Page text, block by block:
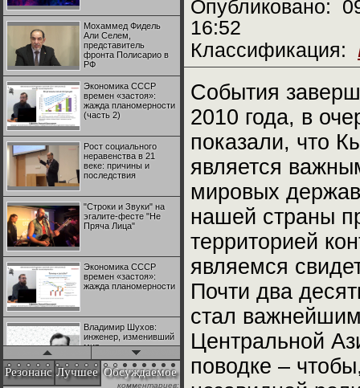
Мохаммед Фидель
Али Селем,
представитель
фронта Полисарио в
РФ
Экономика СССР
времен «застоя»:
жажда планомерности
(часть 2)
Рост социального
неравенства в 21
веке: причины и
последствия
"Строки и Звуки" на
эгалите-фесте "Не
Пряча Лица"
Экономика СССР
времен «застоя»:
жажда планомерности
Владимир Шухов:
инженер, изменивший
мир
Резонанс Лучшее Обсуждаемое
комментариев:
Опубликовано:
16:52
Классификация:
События
2010 года, в
показали, что
является
мировых
нашей страны
территорией
являемся
Почти два
стал
Центральной
поводке –